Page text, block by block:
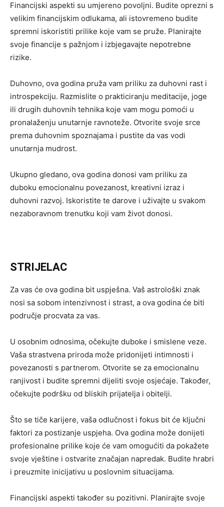
Financijski aspekti su umjereno povoljni. Budite oprezni s
velikim financijskim odlukama, ali istovremeno budite
spremni iskoristiti prilike koje vam se pruže. Planirajte
svoje financije s pažnjom i izbjegavajte nepotrebne
rizike.
Duhovno, ova godina pruža vam priliku za duhovni rast i
introspekciju. Razmislite o prakticiranju meditacije, joge
ili drugih duhovnih tehnika koje vam mogu pomoći u
pronalaženju unutarnje ravnoteže. Otvorite svoje srce
prema duhovnim spoznajama i pustite da vas vodi
unutarnja mudrost.
Ukupno gledano, ova godina donosi vam priliku za
duboku emocionalnu povezanost, kreativni izraz i
duhovni razvoj. Iskoristite te darove i uživajte u svakom
nezaboravnom trenutku koji vam život donosi.
STRIJELAC
Za vas će ova godina bit uspješna. Vaš astrološki znak
nosi sa sobom intenzivnost i strast, a ova godina će biti
područje procvata za vas.
U osobnim odnosima, očekujte duboke i smislene veze.
Vaša strastvena priroda može pridonijeti intimnosti i
povezanosti s partnerom. Otvorite se za emocionalnu
ranjivost i budite spremni dijeliti svoje osjećaje. Također,
očekujte podršku od bliskih prijatelja i obitelji.
Što se tiče karijere, vaša odlučnost i fokus bit će ključni
faktori za postizanje uspjeha. Ova godina može donijeti
profesionalne prilike koje će vam omogućiti da pokažete
svoje vještine i ostvarite značajan napredak. Budite hrabri
i preuzmite inicijativu u poslovnim situacijama.
Financijski aspekti također su pozitivni. Planirajte svoje